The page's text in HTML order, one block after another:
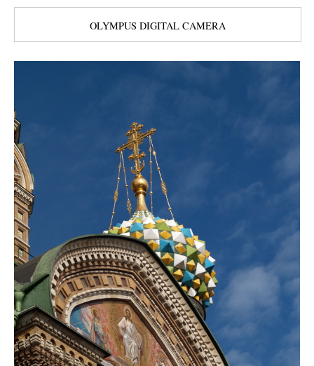
OLYMPUS DIGITAL CAMERA